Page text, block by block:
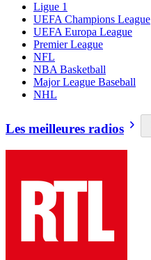
Ligue 1
UEFA Champions League
UEFA Europa League
Premier League
NFL
NBA Basketball
Major League Baseball
NHL
Les meilleures radios